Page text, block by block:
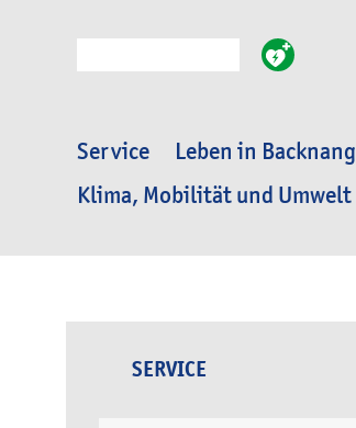
Service Leben in Backnang
Klima, Mobilität und Umwelt
SERVICE